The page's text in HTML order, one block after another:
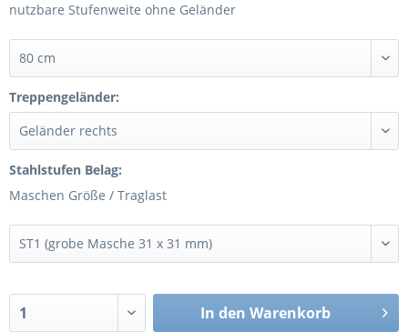
nutzbare Stufenweite ohne Geländer
Treppengeländer:
Stahlstufen Belag:
Maschen Größe / Traglast
In den Warenkorb